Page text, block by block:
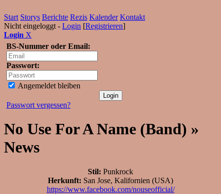
Start Storys Berichte Rezis Kalender Kontakt
Nicht eingeloggt - Login [Registrieren]
Login X
BS-Nummer oder Email:
Passwort:
Angemeldet bleiben
Passwort vergessen?
No Use For A Name (Band) »
News
Stil: Punkrock
Herkunft: San Jose, Kalifornien (USA)
https://www.facebook.com/nouseofficial/